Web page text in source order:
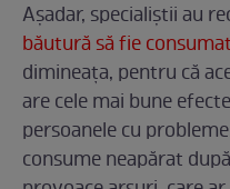
Așadar, specialiștii au
băutură să fie
dimineața, pentru că
are cele mai bune
persoanele cu
consume neapărat